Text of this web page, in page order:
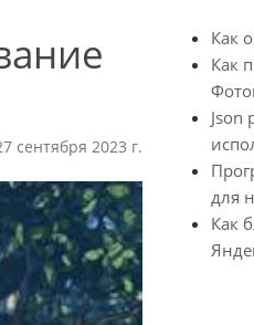
сентября 2023 г.
Как
Как
Json
для
Как